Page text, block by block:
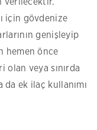
için gövdenize
genişleyip
hemen önce
olan veya sınırda
ek ilaç kullanımı